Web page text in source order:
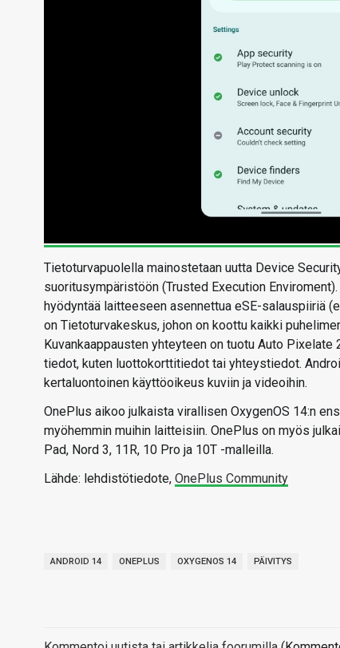
Tietoturvapuolella mainostetaan uutta Device
suoritusympäristöön (Trusted Execution
hyödyntää laitteeseen asennettua eSE-salauspiiriä
on Tietoturvakeskus, johon on koottu kaikki
Kuvankaappausten yhteyteen on tuotu Auto
tiedot, kuten luottokorttitiedot tai yhteystiedot.
kertaluontoinen käyttöoikeus kuviin ja videoihin.
OnePlus aikoo julkaista virallisen OxygenOS 14:n
myöhemmin muihin laitteisiin. OnePlus on myös
Pad, Nord 3, 11R, 10 Pro ja 10T -malleilla.
Lähde: lehdistötiedote, OnePlus Community
ANDROID 14 ONEPLUS OXYGENOS 14 PÄIVITYS